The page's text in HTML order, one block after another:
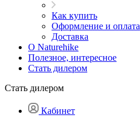
Как купить
Оформление и оплата
Доставка
О Naturehike
Полезное, интересное
Стать дилером
Стать дилером
Кабинет